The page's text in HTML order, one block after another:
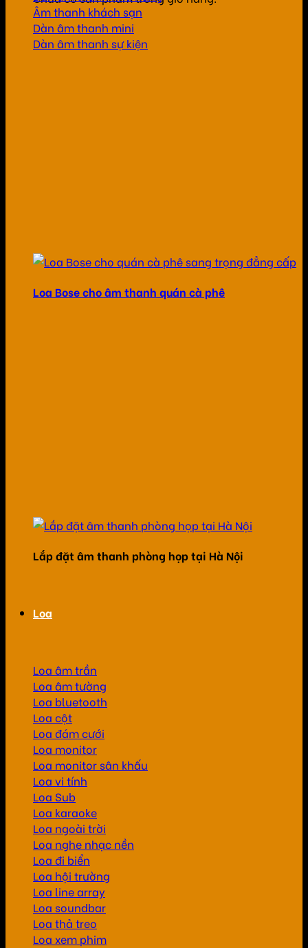
Âm thanh khách sạn
Dàn âm thanh mini
Dàn âm thanh sự kiện
Loa Bose cho âm thanh quán cà phê
Lắp đặt âm thanh phòng họp tại Hà Nội
Loa
Loa âm trần
Loa âm tường
Loa bluetooth
Loa cột
Loa đám cưới
Loa monitor
Loa monitor sân khấu
Loa vi tính
Loa Sub
Loa karaoke
Loa ngoài trời
Loa nghe nhạc nền
Loa đi biển
Loa hội trường
Loa line array
Loa soundbar
Loa thả treo
Loa xem phim